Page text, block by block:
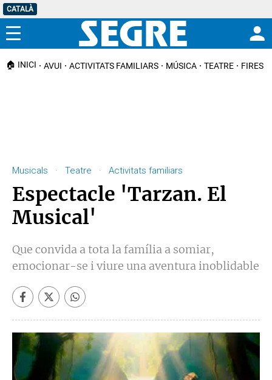
CATALÀ
Menú
🏠 INICI AVUI ACTIVITATS FAMILIARS MÚSICA TEATRE FIRES I
Musicals · Teatre · Activitats familiars
Espectacle 'Tarzan. El
Musical'
Que convida a tota la família a somiar,
emocionar-se i viure una aventura inoblidable